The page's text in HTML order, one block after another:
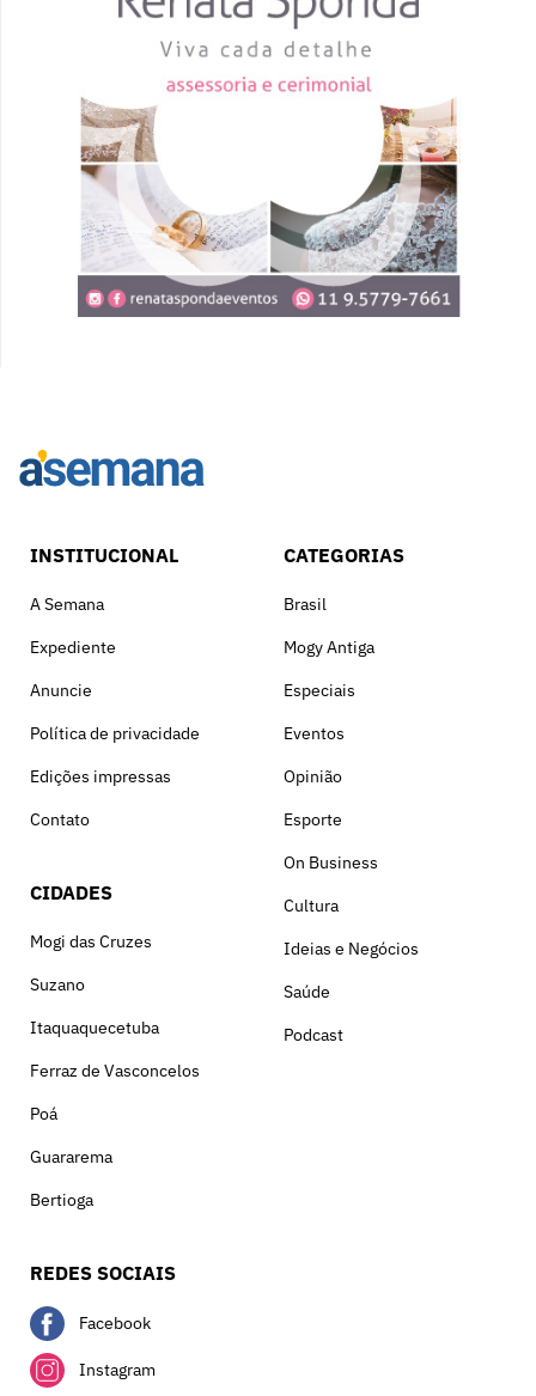
INSTITUCIONAL
A Semana
Expediente
Anuncie
Política de privacidade
Edições impressas
Contato
CIDADES
Mogi das Cruzes
Suzano
Itaquaquecetuba
Ferraz de Vasconcelos
Poá
Guararema
Bertioga
CATEGORIAS
Brasil
Mogy Antiga
Especiais
Eventos
Opinião
Esporte
On Business
Cultura
Ideias e Negócios
Saúde
Podcast
REDES SOCIAIS
Facebook
Instagram